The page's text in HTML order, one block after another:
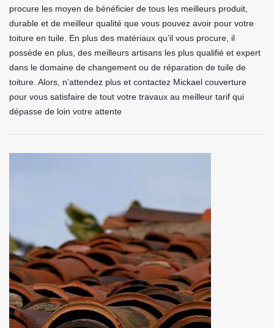
procure les moyen de bénéficier de tous les meilleurs produit,
durable et de meilleur qualité que vous pouvez avoir pour votre
toiture en tuile. En plus des matériaux qu’il vous procure, il
possède en plus, des meilleurs artisans les plus qualifié et expert
dans le domaine de changement ou de réparation de tuile de
toiture. Alors, n’attendez plus et contactez Mickael couverture
pour vous satisfaire de tout votre travaux au meilleur tarif qui
dépasse de loin votre attente